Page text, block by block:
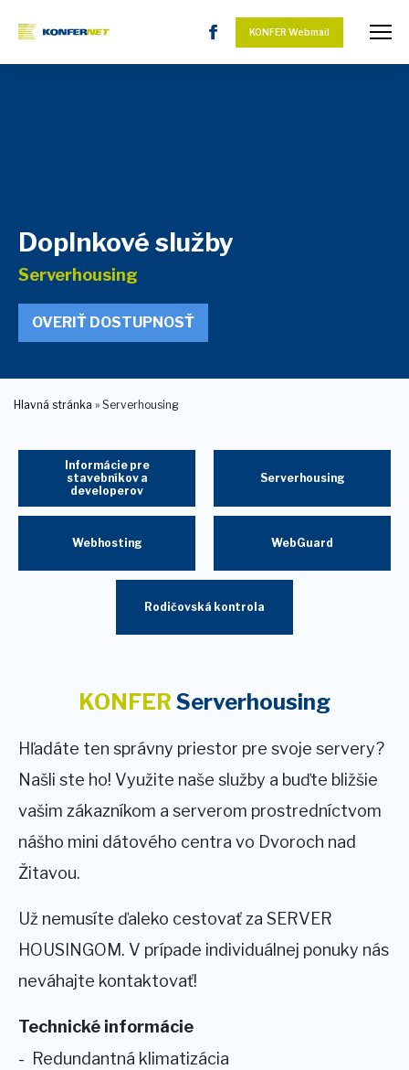
KONFER Webmail
Doplnkové služby
Serverhousing
OVERIŤ DOSTUPNOSŤ
Hlavná stránka » Serverhousing
Informácie pre
stavebníkov a
developerov
Serverhousing
Webhosting WebGuard
Rodičovská kontrola
KONFER Serverhousing
Hľadáte ten správny priestor pre svoje servery?
Našli ste ho! Využite naše služby a buďte bližšie
vašim zákazníkom a serverom prostredníctvom
nášho mini dátového centra vo Dvoroch nad
Žitavou.
Už nemusíte ďaleko cestovať za SERVER
HOUSINGOM. V prípade individuálnej ponuky nás
neváhajte kontaktovať!
Technické informácie
Redundantná klimatizácia